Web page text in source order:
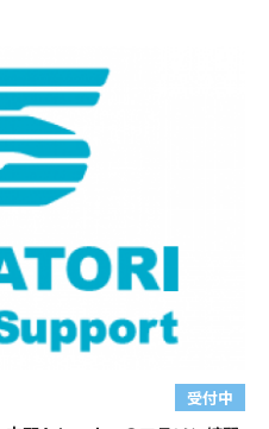
受付中